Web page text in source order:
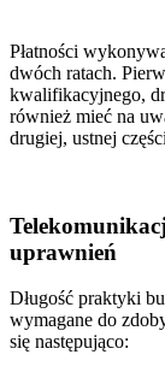
Płatności
dwóch ratach.
kwalifikacyjnego,
również mieć na
drugiej, ustnej
uprawnień
Długość praktyki
wymagane do
się następująco: